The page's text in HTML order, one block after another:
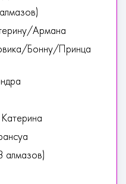
Армана
Бонну/Принца
Катерина
алмазов)